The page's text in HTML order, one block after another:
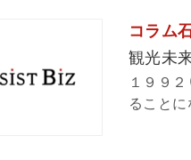
コラム
観光未
１９９
ることに